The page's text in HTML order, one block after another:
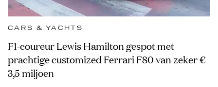
CARS & YACHTS
F1-coureur Lewis Hamilton gespot met
prachtige customized Ferrari F80 van zeker €
3,5 miljoen